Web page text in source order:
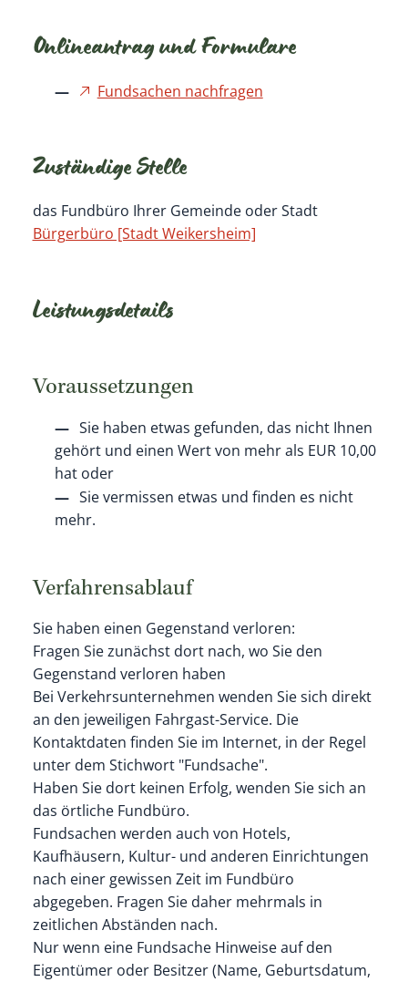
Onlineantrag und Formulare
Fundsachen nachfragen
Zuständige Stelle
das Fundbüro Ihrer Gemeinde oder Stadt
Bürgerbüro [Stadt Weikersheim]
Leistungsdetails
Voraussetzungen
Sie haben etwas gefunden, das nicht Ihnen
gehört und einen Wert von mehr als EUR 10,00
hat oder
Sie vermissen etwas und finden es nicht
mehr.
Verfahrensablauf
Sie haben einen Gegenstand verloren:
Fragen Sie zunächst dort nach, wo Sie den
Gegenstand verloren haben
Bei Verkehrsunternehmen wenden Sie sich direkt
an den jeweiligen Fahrgast-Service. Die
Kontaktdaten finden Sie im Internet, in der Regel
unter dem Stichwort "Fundsache".
Haben Sie dort keinen Erfolg, wenden Sie sich an
das örtliche Fundbüro.
Fundsachen werden auch von Hotels,
Kaufhäusern, Kultur- und anderen Einrichtungen
nach einer gewissen Zeit im Fundbüro
abgegeben. Fragen Sie daher mehrmals in
zeitlichen Abständen nach.
Nur wenn eine Fundsache Hinweise auf den
Eigentümer oder Besitzer (Name, Geburtsdatum,